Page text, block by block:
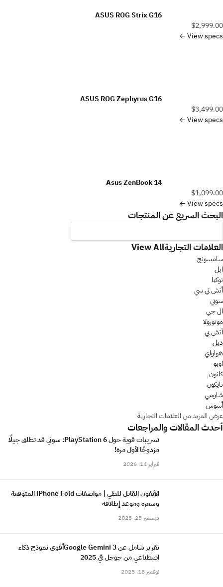
ASUS ROG Strix G16
$2,999.00
View specs ←
ASUS ROG Zephyrus G16
$3,499.00
View specs ←
Asus ZenBook 14
$1,099.00
View specs ←
البحث السريع عن المنتجات
العلامات التجاريةView All
سامسونج
ابل
نوكيا
أتش تي سي
سوني
ال جي
موتورولا
أتش بي
ديل
هواواي
اوبو
كانون
نايكون
شاومي
أسوس
عرض المزيد من العلامات التجارية
أحدث المقالات والمراجعات
تسريبات قوية حول PlayStation 6: سوني قد تطلق جيلًا
مزدوجًا لأول مرة!
فبراير 14, 2026
الآيفون القابل للطي | مواصفات iPhone Fold المتوقعة
وسعره وموعد إطلاقه
ديسمبر 25, 2025
تقرير شامل عن Google Gemini 3أقوى نموذج ذكاء
اصطناعي من جوجل في 2025
نوفمبر 18, 2025